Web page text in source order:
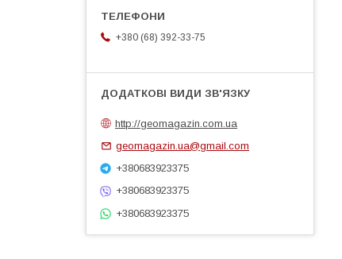
+380 (68) 392-33-75
http://geomagazin.com.ua
geomagazin.ua@gmail.com
+380683923375
+380683923375
+380683923375